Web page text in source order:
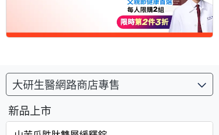
大研生醫網路商店專售
新品上市